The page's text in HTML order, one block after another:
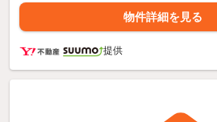
物件詳細を見る
提供